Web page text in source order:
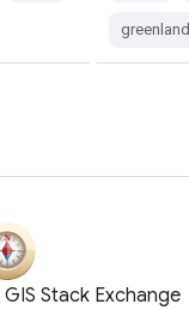
greenland
GIS Stack Exchange